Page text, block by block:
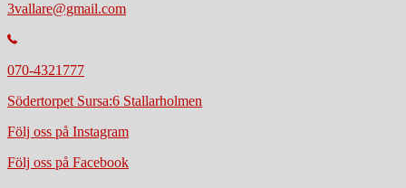
3vallare@gmail.com
070-4321777
Södertorpet Sursa:6 Stallarholmen
Följ oss på Instagram
Följ oss på Facebook